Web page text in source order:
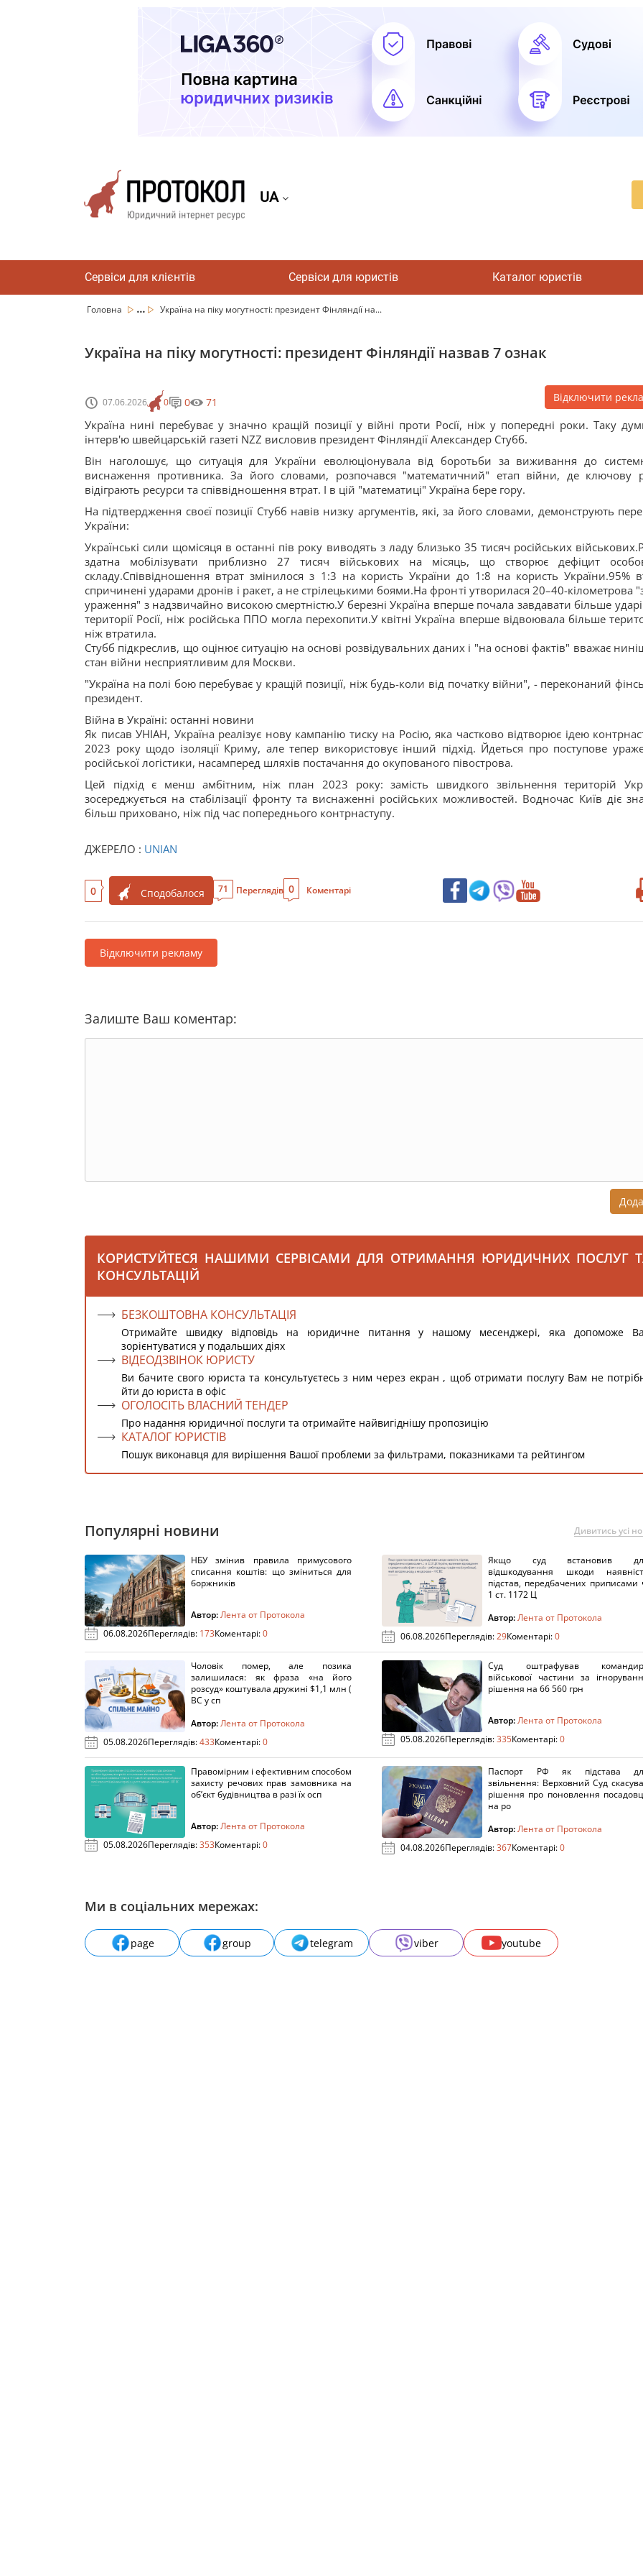
UA
Сервіси для клієнтів Сервіси для юристів Каталог юристів
Головна ... Україна на піку могутності: президент Фінляндії на...
Україна на піку могутності: президент Фінляндії назвав 7 ознак
07.06.2026 0 0 71 Відключити
Україна нині перебуває у значно кращій позиції у війні проти Росії, ніж у попередні роки. Таку
інтерв'ю швейцарській газеті NZZ висловив президент Фінляндії Александер Стубб.
Він наголошує, що ситуація для України еволюціонувала від боротьби за виживання до
виснаження противника. За його словами, розпочався "математичний" етап війни, де ключову
відіграють ресурси та співвідношення втрат. І в цій "математиці" Україна бере гору.
На підтвердження своєї позиції Стубб навів низку аргументів, які, за його словами, демонструють
України:
Українські сили щомісяця в останні пів року виводять з ладу близько 35 тисяч російських
здатна мобілізувати приблизно 27 тисяч військових на місяць, що створює дефіцит
складу.Співвідношення втрат змінилося з 1:3 на користь України до 1:8 на користь України.95%
спричинені ударами дронів і ракет, а не стрілецькими боями.На фронті утворилася 20–40-кілометрова
ураження" з надзвичайно високою смертністю.У березні Україна вперше почала завдавати більше
території Росії, ніж російська ППО могла перехопити.У квітні Україна вперше відвоювала більше
ніж втратила.
Стубб підкреслив, що оцінює ситуацію на основі розвідувальних даних і "на основі фактів" вважає
стан війни несприятливим для Москви.
"Україна на полі бою перебуває у кращій позиції, ніж будь-коли від початку війни", - переконаний
президент.
Війна в Україні: останні новини
Як писав УНІАН, Україна реалізує нову кампанію тиску на Росію, яка частково відтворює ідею
2023 року щодо ізоляції Криму, але тепер використовує інший підхід. Йдеться про поступове
російської логістики, насамперед шляхів постачання до окупованого півострова.
Цей підхід є менш амбітним, ніж план 2023 року: замість швидкого звільнення територій
зосереджується на стабілізації фронту та виснаженні російських можливостей. Водночас Київ діє
більш приховано, ніж під час попереднього контрнаступу.
ДЖЕРЕЛО : UNIAN
0 Сподобалося 71 Переглядів 0 Коментарі
Відключити рекламу
Залиште Ваш коментар:
КОРИСТУЙТЕСЯ НАШИМИ СЕРВІСАМИ ДЛЯ ОТРИМАННЯ ЮРИДИЧНИХ ПОСЛУГ
КОНСУЛЬТАЦІЙ
БЕЗКОШТОВНА КОНСУЛЬТАЦІЯ
Отримайте швидку відповідь на юридичне питання у нашому месенджері, яка допоможе
зорієнтуватися у подальших діях
ВІДЕОДЗВІНОК ЮРИСТУ
Ви бачите свого юриста та консультуєтесь з ним через екран , щоб отримати послугу Вам не
йти до юриста в офіс
ОГОЛОСІТЬ ВЛАСНИЙ ТЕНДЕР
Про надання юридичної послуги та отримайте найвигіднішу пропозицію
КАТАЛОГ ЮРИСТІВ
Пошук виконавця для вирішення Вашої проблеми за фильтрами, показниками та рейтингом
Популярні новини Дивитись усі
НБУ змінив правила примусового
списання коштів: що зміниться для
боржників
Автор:Лента от Протокола
06.08.2026Переглядів: 173Коментарі:0
Якщо суд встановив
відшкодування шкоди
підстав, передбачених приписами
1 ст. 1172 Ц
Автор:Лента от Протокола
06.08.2026Переглядів:29Коментарі:0
Чоловік помер, але позика
залишилася: як фраза «на його
розсуд» коштувала дружині $1,1 млн (
ВС у сп
Автор:Лента от Протокола
05.08.2026Переглядів:433Коментарі:0
Суд оштрафував
військової частини за
рішення на 66 560 грн
Автор:Лента от Протокола
05.08.2026Переглядів:335Коментарі:0
Правомірним і ефективним способом
захисту речових прав замовника на
об’єкт будівництва в разі їх осп
Автор:Лента от Протокола
05.08.2026Переглядів:353Коментарі:0
Паспорт РФ як підстава
звільнення: Верховний Суд
рішення про поновлення
на ро
Автор:Лента от Протокола
04.08.2026Переглядів:367Коментарі:0
Ми в соціальних мережах:
page group telegram viber youtube